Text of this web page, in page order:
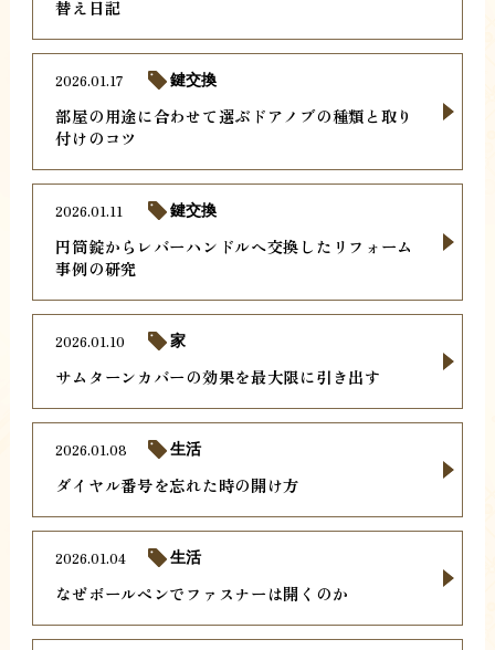
替え日記
部屋の用途に合わせて選ぶドアノブの種類と取り
付けのコツ
2026.01.17 鍵交換
円筒錠からレバーハンドルへ交換したリフォーム
事例の研究
2026.01.11 鍵交換
サムターンカバーの効果を最大限に引き出す
2026.01.10 家
ダイヤル番号を忘れた時の開け方
2026.01.08 生活
なぜボールペンでファスナーは開くのか
2026.01.04 生活